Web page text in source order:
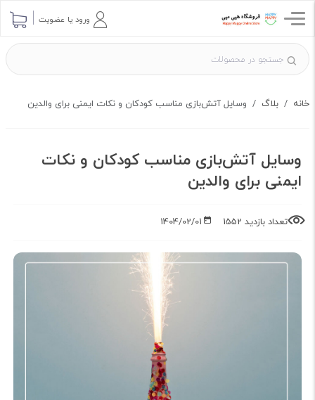
ورود یا عضویت
خانه بلاگ وسایل آتش‌بازی مناسب کودکان و نکات ایمنی برای والدین
وسایل آتش‌بازی مناسب کودکان و نکات
ایمنی برای والدین
تعداد بازدید 1552 1404/02/01
ارسال پرسش